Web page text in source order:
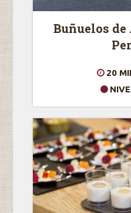
Buñuelos
20